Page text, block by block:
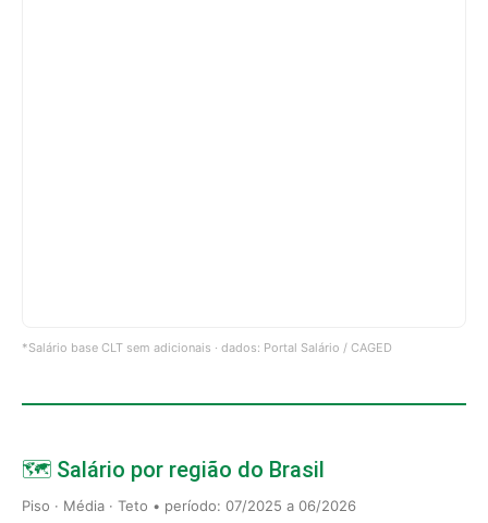
*Salário base CLT sem adicionais · dados: Portal Salário / CAGED
🗺️ Salário por região do Brasil
Piso · Média · Teto • período: 07/2025 a 06/2026